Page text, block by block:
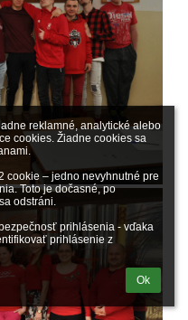
reklamné, analytické alebo
cookies. Žiadne cookies sa
cookie – jedno nevyhnutné pre
Toto je dočasné, po
odstráni.
prihlásenia - vďaka
prihlásenie z
Ok